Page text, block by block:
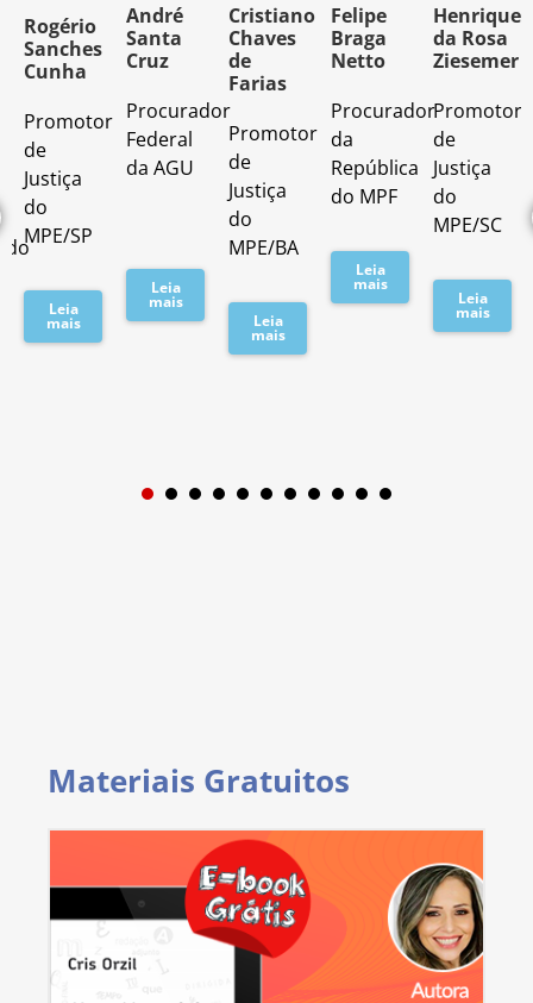
Rogério
Sanches
Cunha
Promotor
de
Justiça
do
MPE/SP
Leia
mais
André
Santa
Cruz
Procurador
Federal
da AGU
Leia
mais
Cristiano
Chaves
de
Farias
Promotor
de
Justiça
do
MPE/BA
Leia
mais
Felipe
Braga
Netto
Procurador
da
República
do MPF
Leia
mais
Henrique
da Rosa
Ziesemer
Promotor
de
Justiça
do
MPE/SC
Leia
mais
1 2 3
Materiais Gratuitos